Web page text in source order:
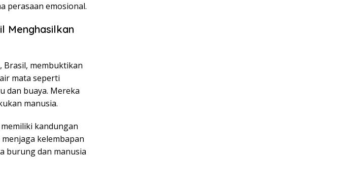
perasaan emosional.
Menghasilkan
Brasil, membuktikan
mata seperti
dan buaya. Mereka
manusia.
kandungan
kelembapan
burung dan manusia